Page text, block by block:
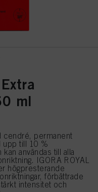
ml
cendré, permanent
upp till 10 %
användas till alla
IGORA ROYAL
högpresterande
förbättrade
intensitet och